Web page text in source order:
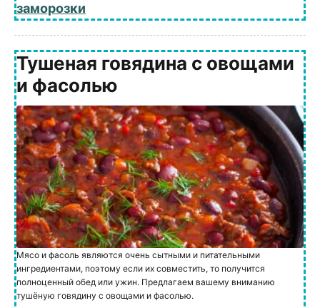
заморозки
Тушеная говядина с овощами
и фасолью
Мясо и фасоль являются очень сытными и питательными
ингредиентами, поэтому если их совместить, то получится
полноценный обед или ужин. Предлагаем вашему вниманию
тушёную говядину с овощами и фасолью.